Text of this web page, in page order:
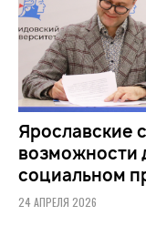
Ярославские
возможности
социальном
24 АПРЕЛЯ 2026